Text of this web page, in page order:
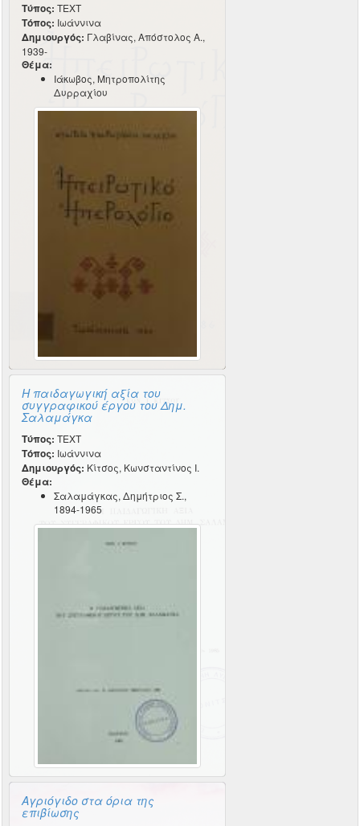
Τύπος: TEXT
Τόπος: Ιωάννινα
Δημιουργός: Γλαβίνας, Απόστολος Α.,
1939-
Θέμα:
Ιάκωβος, Μητροπολίτης
Δυρραχίου
Η παιδαγωγική αξία του
συγγραφικού έργου του Δημ.
Σαλαμάγκα
Τύπος: TEXT
Τόπος: Ιωάννινα
Δημιουργός: Κίτσος, Κωνσταντίνος Ι.
Θέμα:
Σαλαμάγκας, Δημήτριος Σ.,
1894-1965
Αγριόγιδο στα όρια της
επιβίωσης